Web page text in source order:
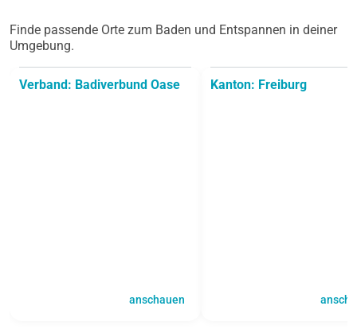
Finde passende Orte zum Baden und Entspannen in deiner
Umgebung.
Verband: Badiverbund Oase
anschauen
Kanton: Freiburg